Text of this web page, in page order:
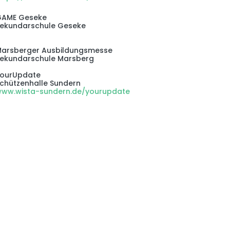
Geseke
Geseke
Ausbildungsmesse
Marsberg
Sundern
sundern.de/yourupdate